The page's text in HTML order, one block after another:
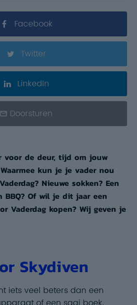
Facebook
Twitter
LinkedIn
Doorsturen
voor de deur, tijd om jouw
kun je je vader nou
Nieuwe sokken? Een
BBQ? Of wil je dit jaar een
Vaderdag kopen? Wij geven je
Skydiven
iets veel beters dan een